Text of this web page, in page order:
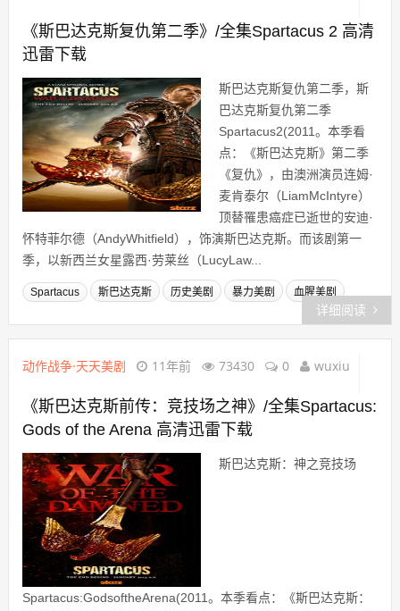
《斯巴达克斯复仇第二季》/全集Spartacus 2 高清
迅雷下载
斯巴达克斯复仇第二季，斯
巴达克斯复仇第二季
Spartacus2(2011。本季看
点：《斯巴达克斯》第二季
《复仇》，由澳洲演员连姆·
麦肯泰尔（LiamMcIntyre）
顶替罹患癌症已逝世的安迪·
怀特菲尔德（AndyWhitfield），饰演斯巴达克斯。而该剧第一
季，以新西兰女星露西·劳莱丝（LucyLaw...
Spartacus 斯巴达克斯 历史美剧 暴力美剧 血腥美剧
详细阅读
动作战争·天天美剧 11年前 73430 0 wuxiu
《斯巴达克斯前传：竞技场之神》/全集Spartacus:
Gods of the Arena 高清迅雷下载
斯巴达克斯：神之竞技场
Spartacus:GodsoftheArena(2011。本季看点：《斯巴达克斯：